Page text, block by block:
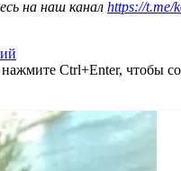
на наш канал https://t.me/
Ctrl+Enter, чтобы